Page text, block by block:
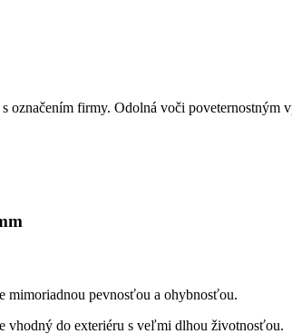
označením firmy. Odolná voči poveternostným
mimoriadnou pevnosťou a ohybnosťou.
vhodný do exteriéru s veľmi dlhou životnosťou.